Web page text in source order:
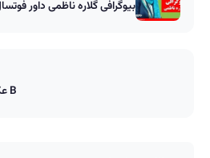
بیوگرافی گلاره ناظمی داور
عکس استوری حرف B